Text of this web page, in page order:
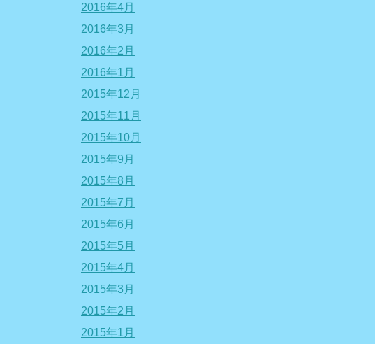
2016年4月
2016年3月
2016年2月
2016年1月
2015年12月
2015年11月
2015年10月
2015年9月
2015年8月
2015年7月
2015年6月
2015年5月
2015年4月
2015年3月
2015年2月
2015年1月